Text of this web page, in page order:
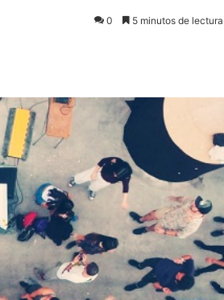
0 5 minutos de lectura